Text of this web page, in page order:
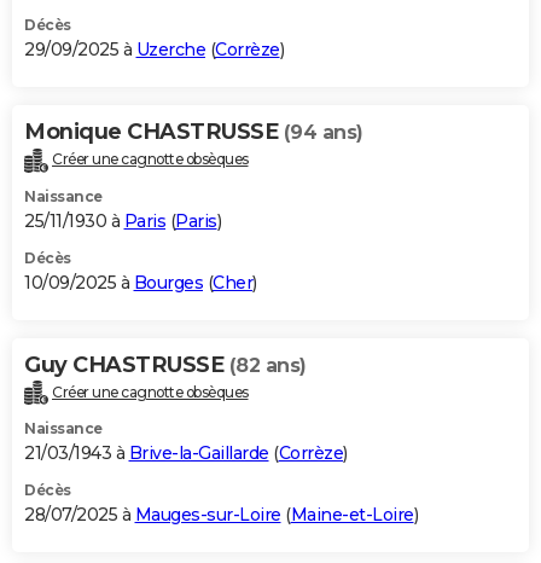
Décès
29/09/2025 à Uzerche (Corrèze)
Monique CHASTRUSSE (94 ans)
Créer une cagnotte obsèques
Naissance
25/11/1930 à Paris (Paris)
Décès
10/09/2025 à Bourges (Cher)
Guy CHASTRUSSE (82 ans)
Créer une cagnotte obsèques
Naissance
21/03/1943 à Brive-la-Gaillarde (Corrèze)
Décès
28/07/2025 à Mauges-sur-Loire (Maine-et-Loire)